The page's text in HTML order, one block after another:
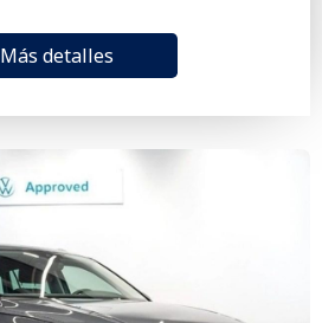
Más detalles